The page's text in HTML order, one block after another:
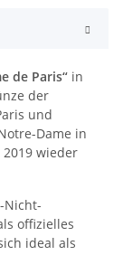
de Paris“ in
der
und
Dame in
wieder
Nicht-
offizielles
ideal als